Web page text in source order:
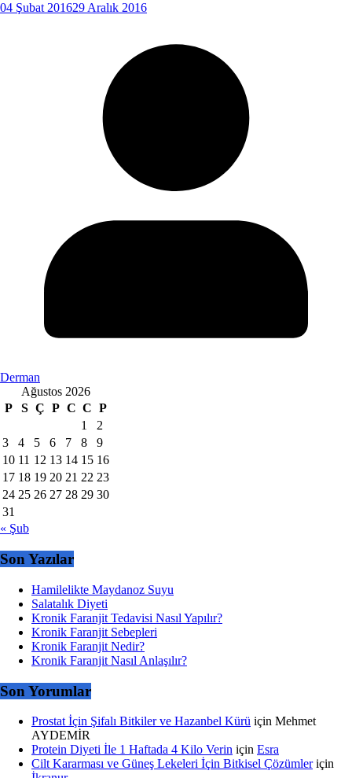
04 Şubat 201629 Aralık 2016
Derman
Ağustos 2026
P
S Ç P C C P
1
2
3
4 5 6 7 8
9
10 11 12 13 14 15 16
17 18 19 20 21 22 23
24 25 26 27 28 29 30
31
« Şub
Son Yazılar
Hamilelikte Maydanoz Suyu
Salatalık Diyeti
Kronik Faranjit Tedavisi Nasıl Yapılır?
Kronik Faranjit Sebepleri
Kronik Faranjit Nedir?
Kronik Faranjit Nasıl Anlaşılır?
Son Yorumlar
Prostat İçin Şifalı Bitkiler ve Hazanbel Kürü için Mehmet
AYDEMİR
Protein Diyeti İle 1 Haftada 4 Kilo Verin için Esra
Cilt Kararması ve Güneş Lekeleri İçin Bitkisel Çözümleriçin